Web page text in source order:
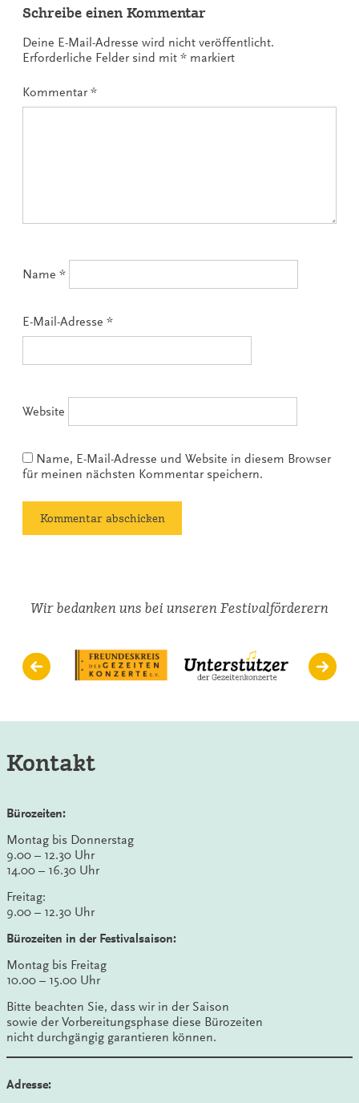
Schreibe einen Kommentar
Deine E-Mail-Adresse wird nicht veröffentlicht.
Erforderliche Felder sind mit * markiert
Kommentar*
Name *
E-Mail-Adresse *
Website
Name, E-Mail-Adresse und Website in diesem Browser
für meinen nächsten Kommentar speichern.
Wir bedanken uns bei unseren Festivalförderern
Kontakt
Bürozeiten:
Montag bis Donnerstag
9.00 – 12.30 Uhr
14.00 – 16.30 Uhr
Freitag:
9.00 – 12.30 Uhr
Bürozeiten in der Festivalsaison:
Montag bis Freitag
10.00 – 15.00 Uhr
Bitte beachten Sie, dass wir in der Saison
sowie der Vorbereitungsphase diese Bürozeiten
nicht durchgängig garantieren können.
Adresse: